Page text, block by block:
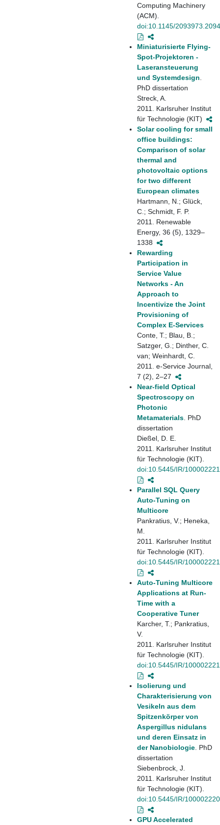
Computing Machinery
(ACM).
doi:10.1145/
Miniaturisierte Flying-
Spot-Projektoren -
Laseransteuerung
und Systemdesign
PhD dissertation
Streck, A.
2011. Karlsruher Institut
für Technologie (KIT)
Solar cooling for small
office buildings:
Comparison of solar
thermal and
photovoltaic options
for two different
European climates
Hartmann, N.; Glück,
C.; Schmidt, F. P.
2011. Renewable
Energy, 36 (5), 1329–
1338
Rewarding
Participation in
Service Value
Networks - An
Approach to
Incentivize the Joint
Provisioning of
Complex E-Services
Conte, T.; Blau, B.;
Satzger, G.; Dinther, C.
van; Weinhardt, C.
2011. e-Service Journal,
7 (2), 2–27
Near-field Optical
Spectroscopy on
Photonic
Metamaterials . PhD
dissertation
Dießel, D. E.
2011. Karlsruher Institut
für Technologie (KIT).
doi:10.5445/IR/
Parallel SQL Query
Auto-Tuning on
Multicore
Pankratius, V.; Heneka,
M.
2011. Karlsruher Institut
für Technologie (KIT).
doi:10.5445/IR/
Auto-Tuning Multicore
Applications at Run-
Time with a
Cooperative Tuner
Karcher, T.; Pankratius,
V.
2011. Karlsruher Institut
für Technologie (KIT).
doi:10.5445/IR/
Isolierung und
Charakterisierung von
Vesikeln aus dem
Spitzenkörper von
Aspergillus nidulans
und deren Einsatz in
der Nanobiologie . PhD
dissertation
Siebenbrock, J.
2011. Karlsruher Institut
für Technologie (KIT).
doi:10.5445/IR/
GPU Accelerated